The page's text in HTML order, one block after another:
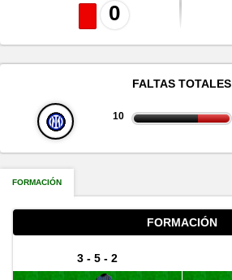
0
FALTAS TOTALES
10
FORMACIÓN
FORMACIÓN
3 - 5 - 2